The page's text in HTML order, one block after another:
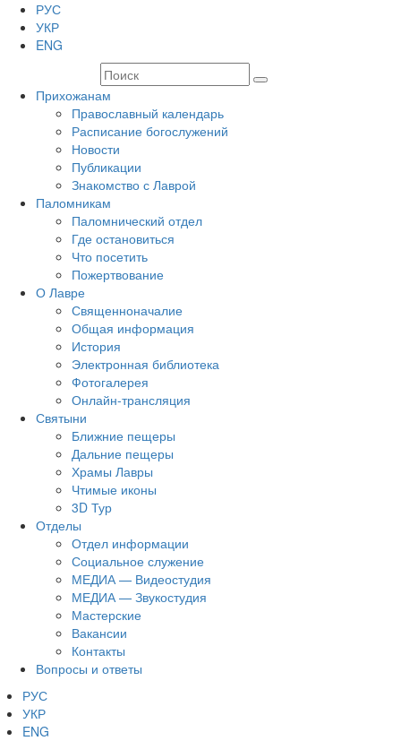
РУС
УКР
ENG
Прихожанам
Православный календарь
Расписание богослужений
Новости
Публикации
Знакомство с Лаврой
Паломникам
Паломнический отдел
Где остановиться
Что посетить
Пожертвование
О Лавре
Священноначалие
Общая информация
История
Электронная библиотека
Фотогалерея
Онлайн-трансляция
Святыни
Ближние пещеры
Дальние пещеры
Храмы Лавры
Чтимые иконы
3D Тур
Отделы
Отдел информации
Социальное служение
МЕДИА — Видеостудия
МЕДИА — Звукостудия
Мастерские
Вакансии
Контакты
Вопросы и ответы
РУС
УКР
ENG